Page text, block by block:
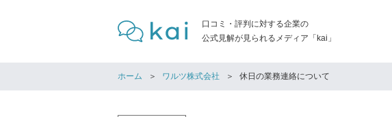
口コミ・評判に対する企業の
公式見解が見られるメディア「kai」
ホーム ワルツ株式会社 休日の業務連絡について